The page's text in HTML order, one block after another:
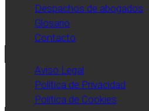
Despachos de abogados
Glosario
Contacto
Aviso Legal
Política de Privacidad
Política de Cookies